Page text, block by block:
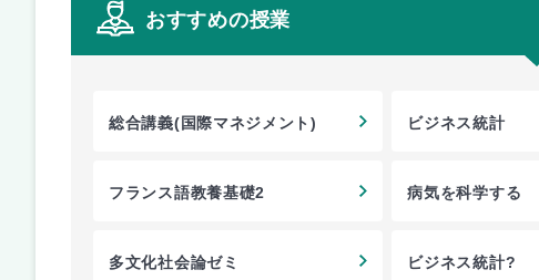
おすすめの授業
総合講義(国際マネジメント) ビジネス統計
フランス語教養基礎2 病気を科学する
多文化社会論ゼミ ビジネス統計?